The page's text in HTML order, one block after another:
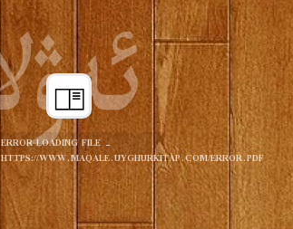
ERROR LOADING FILE -
HTTPS://WWW.MAQALE.UYGHURKITAP.COM/ERROR.PDF